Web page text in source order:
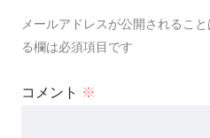
メールアドレスが公開されること
る欄は必須項目です
コメント ※